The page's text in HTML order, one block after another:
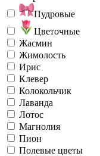
Пудровые
Цветочные
Жасмин
Жимолость
Ирис
Клевер
Колокольчик
Лаванда
Лотос
Магнолия
Пион
Полевые цветы